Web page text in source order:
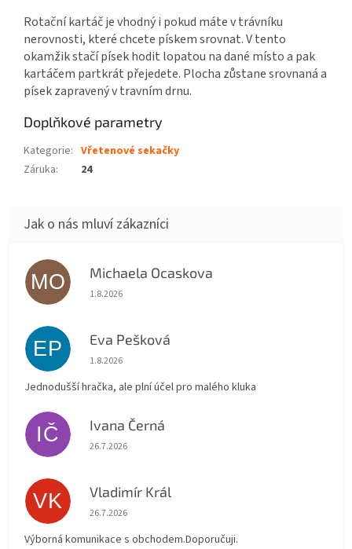
Rotační kartáč je vhodný i pokud máte v trávníku
nerovnosti, které chcete pískem srovnat. V tento
okamžik stačí písek hodit lopatou na dané místo a pak
kartáčem partkrát přejedete. Plocha zůstane srovnaná a
písek zapravený v travním drnu.
Doplňkové parametry
Kategorie: Vřetenové sekačky
Záruka: 24
MO Michaela Ocaskova
Hodnocení obchodu je 5 z 5 hvězdiček.
1.8.2026
EP Eva Pešková
Hodnocení obchodu je 5 z 5 hvězdiček.
1.8.2026
Jednodušší hračka, ale plní účel pro malého kluka
IČ Ivana Černá
Hodnocení obchodu je 5 z 5 hvězdiček.
26.7.2026
VK Vladimír Král
Hodnocení obchodu je 5 z 5 hvězdiček.
26.7.2026
Výborná komunikace s obchodem.Doporučuji.